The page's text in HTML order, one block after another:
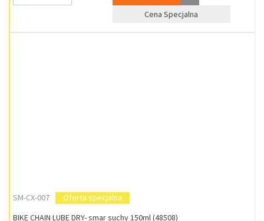
Cena Specjalna
SM-CX-007
Oferta specjalna
BIKE CHAIN LUBE DRY- smar suchy 150ml (48508)